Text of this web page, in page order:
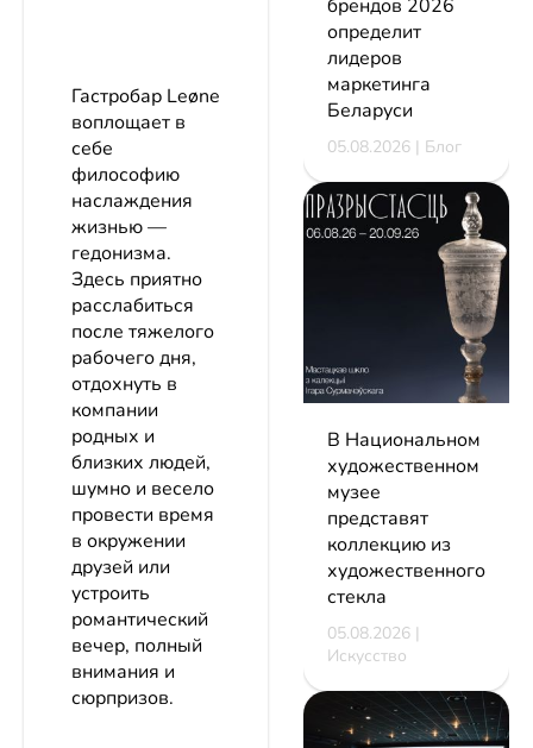
Гастробар Leøne
воплощает в
себе
философию
наслаждения
жизнью —
гедонизма.
Здесь приятно
расслабиться
после тяжелого
рабочего дня,
отдохнуть в
компании
родных и
близких людей,
шумно и весело
провести время
в окружении
друзей или
устроить
романтический
вечер, полный
внимания и
сюрпризов.
брендов 2026
определит
лидеров
маркетинга
Беларуси
05.08.2026 | Блог
В Национальном
художественном
музее
представят
коллекцию из
художественного
стекла
05.08.2026 |
Искусство